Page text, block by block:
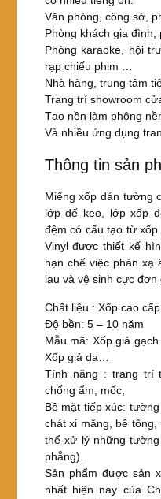
Văn phòng, công sở,
Phòng khách gia
Phòng karaoke, hội
rạp chiếu phim …
Nhà hàng, trung tâm
Trang trí showroom
Tạo nền làm phông
Và nhiều ứng dụng
Thông tin sản
Miếng xốp dán tường
lớp đế keo, lớp xốp
đệm có cấu tạo từ
Vinyl được thiết kế
hạn chế việc phản xạ
lau và vệ sinh cực đơn
Chất liệu : Xốp cao
Độ bền: 5 – 10 năm
Mẫu mã: Xốp giả
Xốp giả da…
Tính năng : trang trí
chống ẩm, mốc,
Bề mặt tiếp xúc:
chát xi măng, bê
thể xử lý những
phẳng).
Sản phẩm được sản
nhất hiện nay của